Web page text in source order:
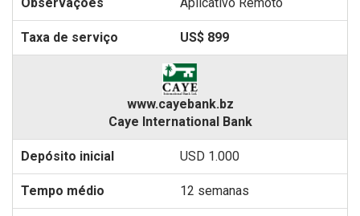
Aplicativo Remoto
US$ 899
www.cayebank.bz
Caye International Bank
USD 1.000
12 semanas